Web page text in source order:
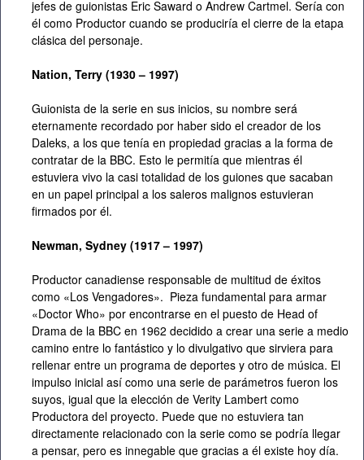
jefes de guionistas Eric Saward o Andrew Cartmel. Sería con
él como Productor cuando se produciría el cierre de la etapa
clásica del personaje.
Nation, Terry (1930 – 1997)
Guionista de la serie en sus inicios, su nombre será
eternamente recordado por haber sido el creador de los
Daleks, a los que tenía en propiedad gracias a la forma de
contratar de la BBC. Esto le permitía que mientras él
estuviera vivo la casi totalidad de los guiones que sacaban
en un papel principal a los saleros malignos estuvieran
firmados por él.
Newman, Sydney (1917 – 1997)
Productor canadiense responsable de multitud de éxitos
como «Los Vengadores». Pieza fundamental para armar
«Doctor Who» por encontrarse en el puesto de Head of
Drama de la BBC en 1962 decidido a crear una serie a medio
camino entre lo fantástico y lo divulgativo que sirviera para
rellenar entre un programa de deportes y otro de música. El
impulso inicial así como una serie de parámetros fueron los
suyos, igual que la elección de Verity Lambert como
Productora del proyecto. Puede que no estuviera tan
directamente relacionado con la serie como se podría llegar
a pensar, pero es innegable que gracias a él existe hoy día.